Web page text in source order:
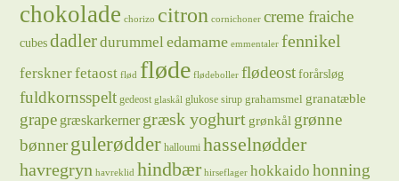
chokolade chorizo citron cornichoner creme fraiche
cubes dadlerdurummeledamame emmentaler fennikel
fersknerfetaost flød fløde flødeboller flødeost forårsløg
fuldkornsspelt gedeost glaskål glukose sirup grahamsmel granatæble
grape græskarkernergræsk yoghurt grønkål grønne
bønnergulerødder halloumi hasselnødder
havregryn havreklid hindbær hirseflager hokkaido honning